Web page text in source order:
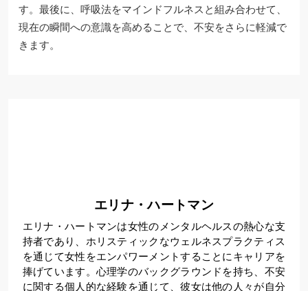
す。最後に、呼吸法をマインドフルネスと組み合わせて、
現在の瞬間への意識を高めることで、不安をさらに軽減で
きます。
エリナ・ハートマン
エリナ・ハートマンは女性のメンタルヘルスの熱心な支
持者であり、ホリスティックなウェルネスプラクティス
を通じて女性をエンパワーメントすることにキャリアを
捧げています。心理学のバックグラウンドを持ち、不安
に関する個人的な経験を通じて、彼女は他の人々が自分